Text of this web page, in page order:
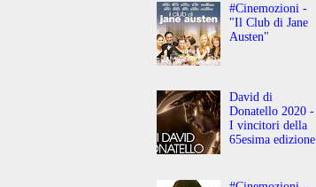
#Cinemozioni -
"Il Club di Jane
Austen"
David di
Donatello 2020 -
I vincitori della
65esima edizione